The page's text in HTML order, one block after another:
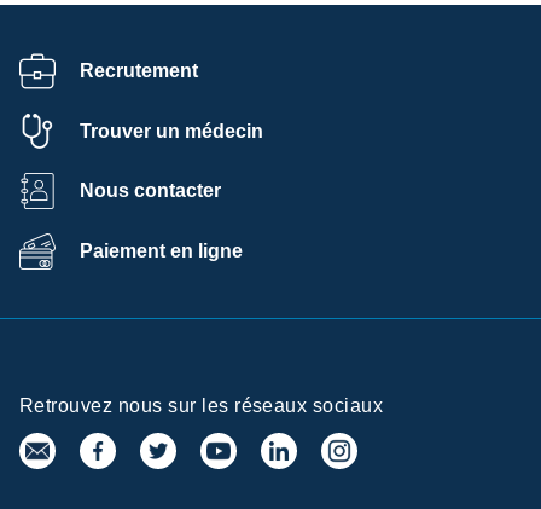
Recrutement
Trouver un médecin
Nous contacter
Paiement en ligne
Retrouvez nous sur les réseaux sociaux